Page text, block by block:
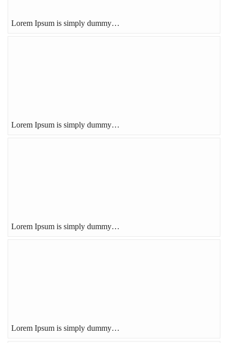
Lorem Ipsum is simply dummy…
Lorem Ipsum is simply dummy…
Lorem Ipsum is simply dummy…
Lorem Ipsum is simply dummy…